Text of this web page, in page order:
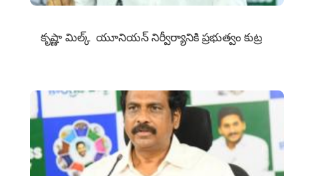
కృష్ణా మిల్క్‌ యూనియన్‌ నిర్వీర్యానికి ప్రభుత్వం కుట్ర